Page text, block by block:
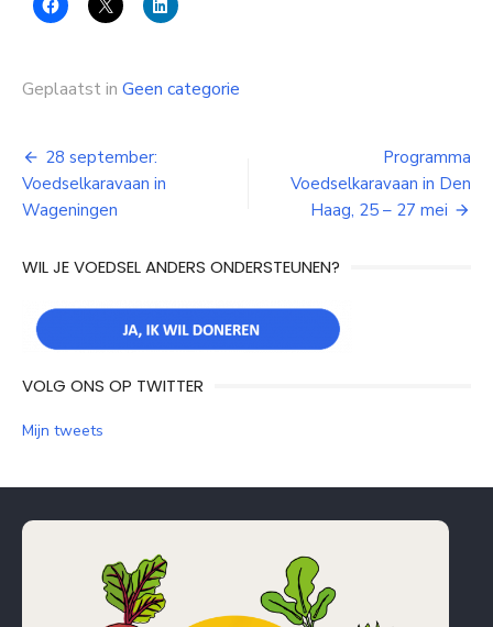
Geplaatst in Geen categorie
Bericht
navigatie
28 september:
Voedselkaravaan in
Wageningen
Programma
Voedselkaravaan in Den
Haag, 25 – 27 mei
WIL JE VOEDSEL ANDERS ONDERSTEUNEN?
VOLG ONS OP TWITTER
Mijn tweets